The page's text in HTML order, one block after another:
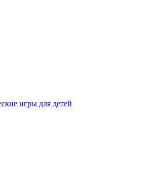
игры для детей